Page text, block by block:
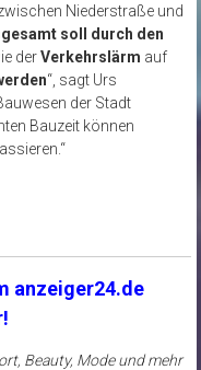
Niederstraße und
soll durch den
derVerkehrslärm auf
“, sagt Urs
der Stadt
Bauzeit können
anzeiger24.de
Beauty, Mode und mehr